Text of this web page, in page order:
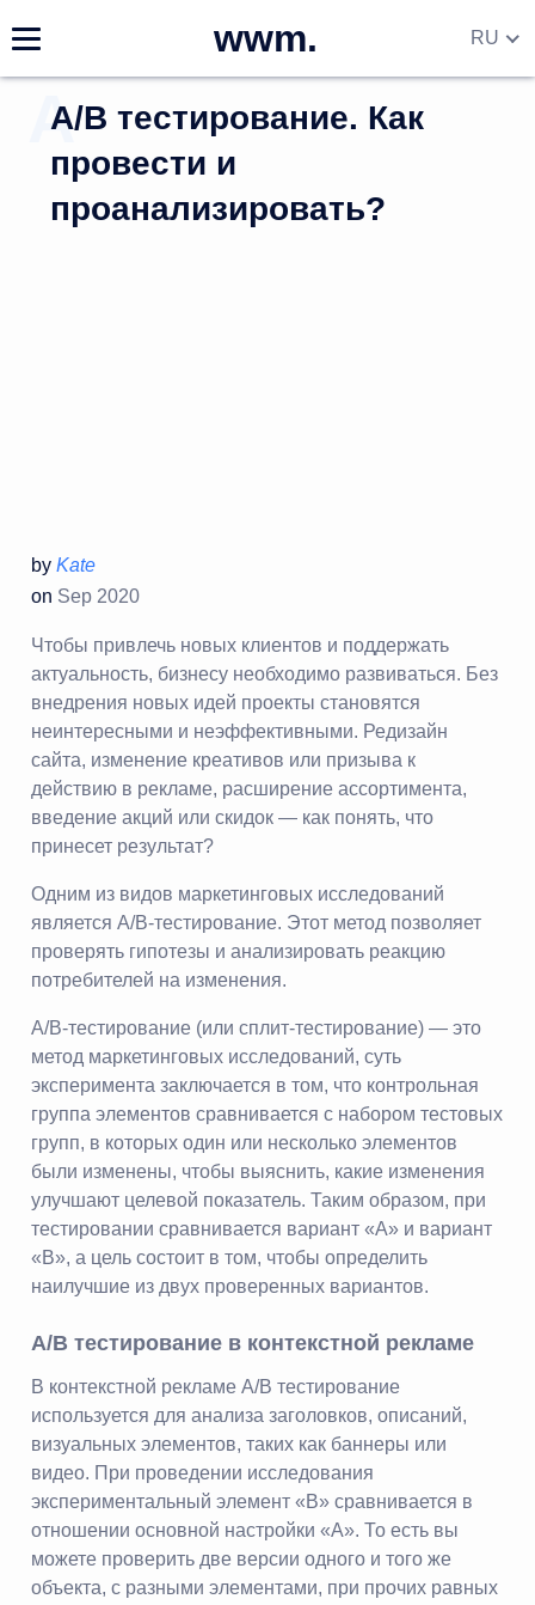
wwm.
EN
RU
A/В тестирование. Как
провести и
проанализировать?
by Kate
on Sep 2020
Чтобы привлечь новых клиентов и поддержать
актуальность, бизнесу необходимо развиваться. Без
внедрения новых идей проекты становятся
неинтересными и неэффективными. Редизайн
сайта, изменение креативов или призыва к
действию в рекламе, расширение ассортимента,
введение акций или скидок — как понять, что
принесет результат?
Одним из видов маркетинговых исследований
является A/B-тестирование. Этот метод позволяет
проверять гипотезы и анализировать реакцию
потребителей на изменения.
A/B-тестирование (или сплит-тестирование) — это
метод маркетинговых исследований, суть
эксперимента заключается в том, что контрольная
группа элементов сравнивается с набором тестовых
групп, в которых один или несколько элементов
были изменены, чтобы выяснить, какие изменения
улучшают целевой показатель. Таким образом, при
тестировании сравнивается вариант «А» и вариант
«B», а цель состоит в том, чтобы определить
наилучшие из двух проверенных вариантов.
A/B тестирование в контекстной рекламе
В контекстной рекламе A/В тестирование
используется для анализа заголовков, описаний,
визуальных элементов, таких как баннеры или
видео. При проведении исследования
экспериментальный элемент «B» сравнивается в
отношении основной настройки «A». То есть вы
можете проверить две версии одного и того же
объекта, с разными элементами, при прочих равных